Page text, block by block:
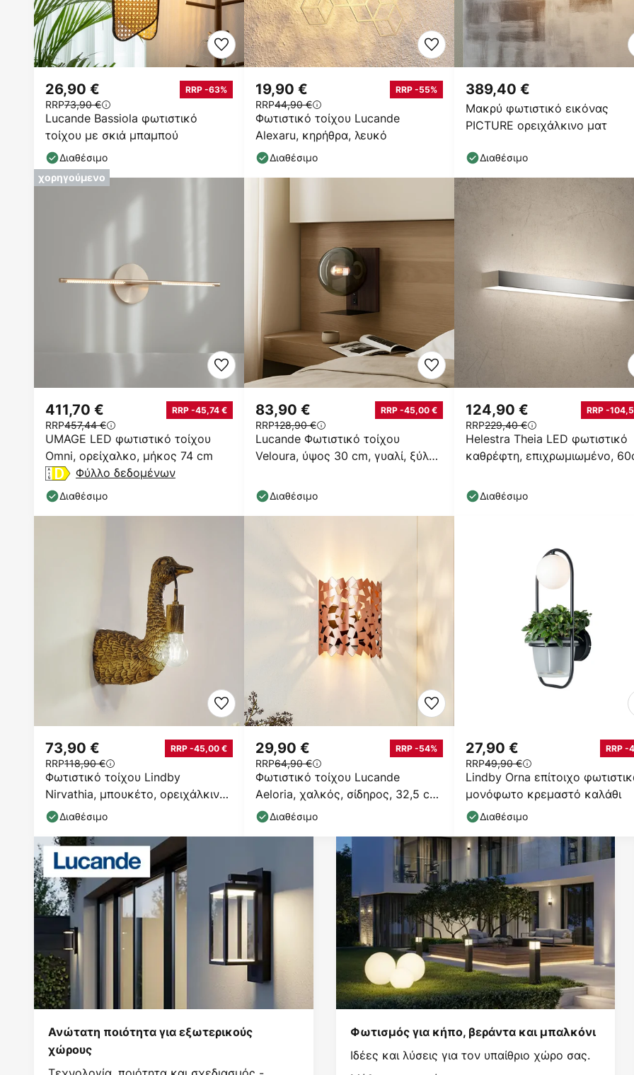
Lucande Bassiola φωτιστικό
τοίχου με σκιά μπαμπού
26,90 € RRP -63%
RRP73,90 €
Διαθέσιμο
Φωτιστικό τοίχου Lucande
Alexaru, κηρήθρα, λευκό
19,90 € RRP -55%
RRP44,90 €
Διαθέσιμο
Μακρύ φωτιστικό εικόνας
PICTURE ορειχάλκινο ματ
389,40 €
Διαθέσιμο
χορηγούμενο
UMAGE LED φωτιστικό τοίχου
Omni, ορείχαλκο, μήκος 74 cm
411,70 € RRP -45,74 €
RRP457,44 €
Φύλλο δεδομένων
Διαθέσιμο
Lucande Φωτιστικό τοίχου
Veloura, ύψος 30 cm, γυαλί, ξύλο,
83,90 € RRP -45,00 €
RRP128,90 €
Διαθέσιμο
Helestra Theia LED φωτιστικό
καθρέφτη, επιχρωμιωμένο,
124,90 € RRP -
RRP229,40 €
Διαθέσιμο
Φωτιστικό τοίχου Lindby
Nirvathia, μπουκέτο, ορειχάλκινο,
μέταλλο
73,90 € RRP -45,00 €
RRP118,90 €
Διαθέσιμο
Φωτιστικό τοίχου Lucande
Aeloria, χαλκός, σίδηρος, 32,5 cm,
E27
29,90 € RRP -54%
RRP64,90 €
Διαθέσιμο
Lindby Orna επίτοιχο
μονόφωτο κρεμαστό καλάθι
27,90 € RRP -
RRP49,90 €
Διαθέσιμο
Ανώτατη ποιότητα για εξωτερικούς
χώρους
Φωτισμός για κήπο, βεράντα και μπαλκόνι
Ιδέες και λύσεις για τον υπαίθριο χώρο σας.